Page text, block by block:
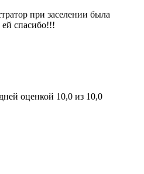
при заселении была
спасибо!!!
оценкой 10,0 из 10,0